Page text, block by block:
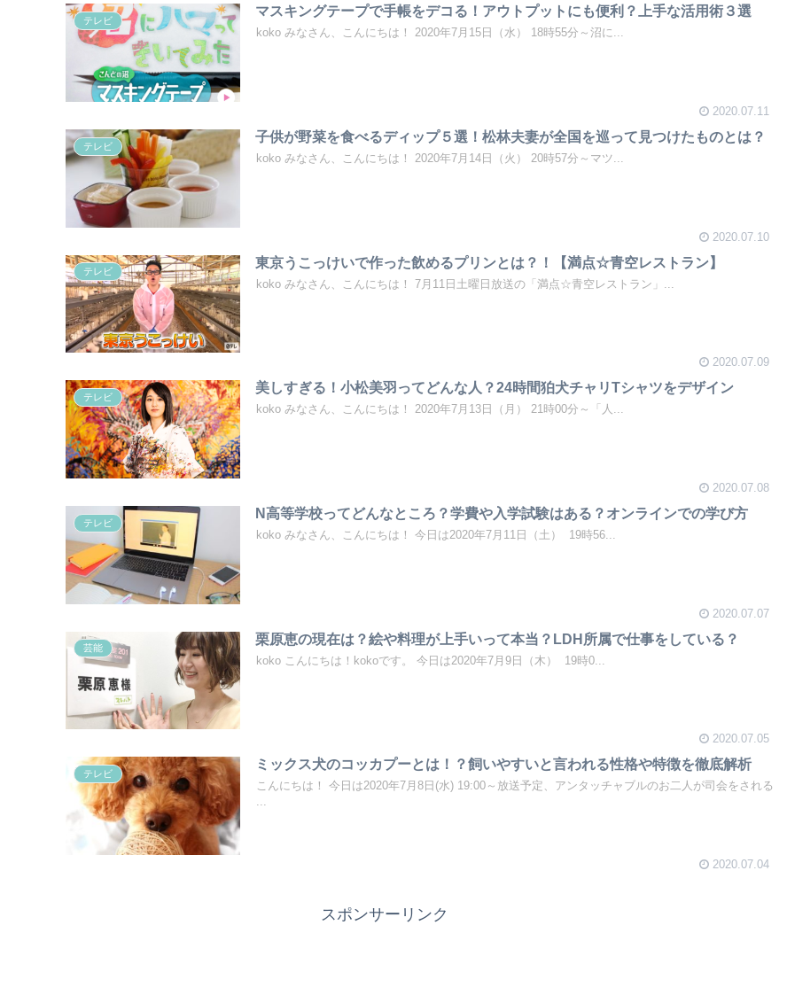
テレビ
マスキングテープで手帳をデコる！アウトプットにも便利？上手な活用術３選
koko みなさん、こんにちは！ 2020年7月15日（水） 18時55分～沼に...
2020.07.11
テレビ
子供が野菜を食べるディップ５選！松林夫妻が全国を巡って見つけたものとは？
koko みなさん、こんにちは！ 2020年7月14日（火） 20時57分～マツ...
2020.07.10
テレビ
東京うこっけいで作った飲めるプリンとは？！【満点☆青空レストラン】
koko みなさん、こんにちは！ 7月11日土曜日放送の「満点☆青空レストラン」...
2020.07.09
テレビ
美しすぎる！小松美羽ってどんな人？24時間狛犬チャリTシャツをデザイン
koko みなさん、こんにちは！ 2020年7月13日（月） 21時00分～「人...
2020.07.08
テレビ
N高等学校ってどんなところ？学費や入学試験はある？オンラインでの学び方
koko みなさん、こんにちは！ 今日は2020年7月11日（土） 19時56...
2020.07.07
芸能
栗原恵の現在は？絵や料理が上手いって本当？LDH所属で仕事をしている？
koko こんにちは！kokoです。 今日は2020年7月9日（木） 19時0...
2020.07.05
テレビ
ミックス犬のコッカプーとは！？飼いやすいと言われる性格や特徴を徹底解析
こんにちは！ 今日は2020年7月8日(水) 19:00～放送予定、アンタッチャブルのお二人が司会をされる
...
2020.07.04
スポンサーリンク